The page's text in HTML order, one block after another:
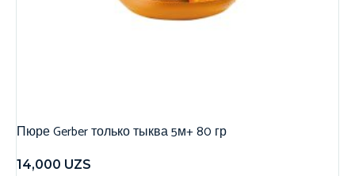
Пюре Gerber только тыква 5м+ 80 гр
14,000 UZS